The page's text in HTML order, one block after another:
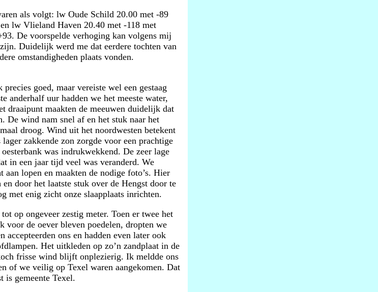
als volgt: lw Oude Schild 20.00 met -89
lw Vlieland Haven 20.40 met -118 met
De voorspelde verhoging kan volgens mij
Duidelijk werd me dat eerdere tochten van
omstandigheden plaats vonden.
goed, maar vereiste wel een gestaag
anderhalf uur hadden we het meeste water,
draaipunt maakten de meeuwen duidelijk dat
De wind nam snel af en het stuk naar het
droog. Wind uit het noordwesten betekent
zakkende zon zorgde voor een prachtige
was indrukwekkend. De zeer lage
in een jaar tijd veel was veranderd. We
aan lopen en maakten de nodige foto’s. Hier
door het laatste stuk over de Hengst door te
met enig zicht onze slaapplaats inrichten.
op ongeveer zestig meter. Toen er twee het
voor de oever bleven poedelen, dropten we
accepteerden ons en hadden even later ook
Het uitkleden op zo’n zandplaat in de
frisse wind blijft onplezierig. Ik meldde ons
of we veilig op Texel waren aangekomen. Dat
is gemeente Texel.